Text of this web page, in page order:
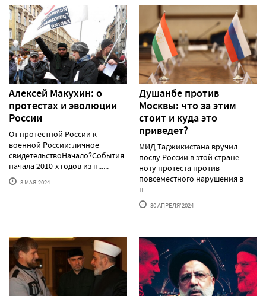
Алексей Макуxин: о
протестаx и эволюции
России
От протестной России к
военной России: личное
свидетельствоНачало?События
начала 2010-х годов из н......
3 МАЯ'2024
Душанбе против
Москвы: что за этим
стоит и куда это
приведет?
МИД Таджикистана вручил
послу России в этой стране
ноту протеста против
повсеместного нарушения в
н......
30 АПРЕЛЯ'2024